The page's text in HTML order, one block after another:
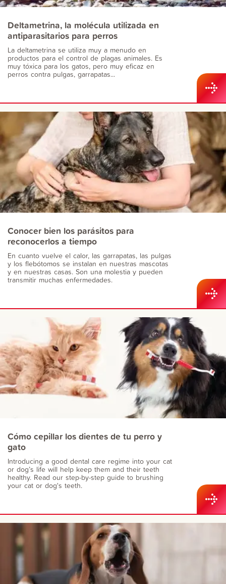
Deltametrina, la molécula utilizada en
antiparasitarios para perros
La deltametrina se utiliza muy a menudo en
productos para el control de plagas animales. Es
muy tóxica para los gatos, pero muy eficaz en
perros contra pulgas, garrapatas...
Conocer bien los parásitos para
reconocerlos a tiempo
En cuanto vuelve el calor, las garrapatas, las pulgas
y los flebótomos se instalan en nuestras mascotas
y en nuestras casas. Son una molestia y pueden
transmitir muchas enfermedades.
Cómo cepillar los dientes de tu perro y
gato
Introducing a good dental care regime into your cat
or dog’s life will help keep them and their teeth
healthy. Read our step-by-step guide to brushing
your cat or dog's teeth.